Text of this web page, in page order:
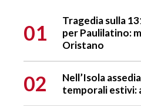
01
Tragedia sulla
per Paulilatino:
Oristano
02
Nell’Isola
temporali estivi: